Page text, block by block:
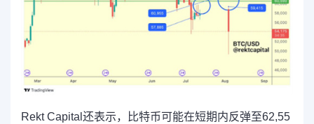
Rekt Capital还表示，比特币可能在短期内反弹至62,55